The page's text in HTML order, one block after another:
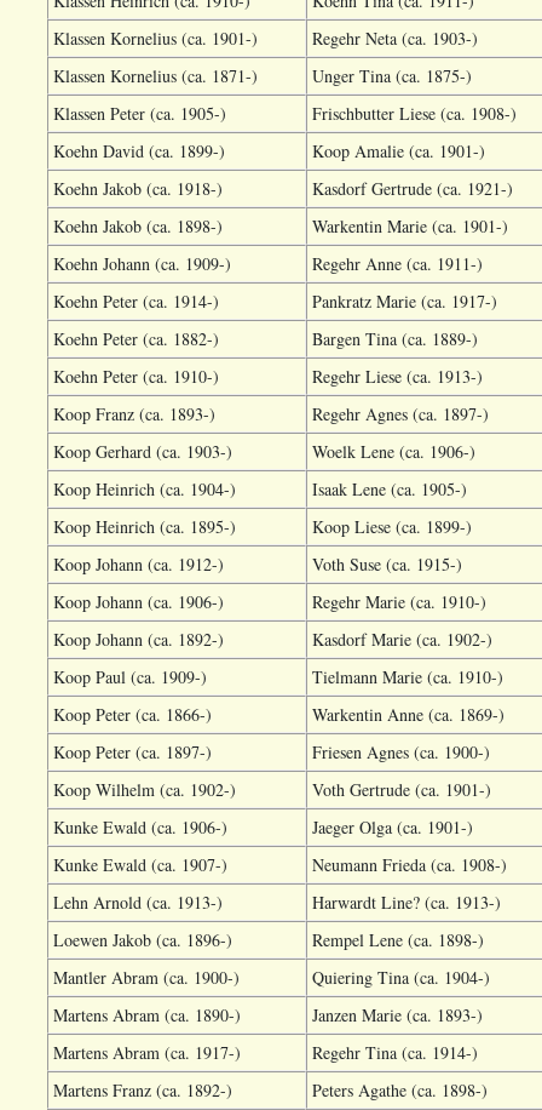
Klassen Kornelius (ca. 1901-)
Regehr Neta (ca. 1903-)
Klassen Kornelius (ca. 1871-)
Unger Tina (ca. 1875-)
Klassen Peter (ca. 1905-)
Frischbutter Liese (ca. 1908-)
Koehn David (ca. 1899-)
Koop Amalie (ca. 1901-)
Koehn Jakob (ca. 1918-)
Kasdorf Gertrude (ca. 1921-)
Koehn Jakob (ca. 1898-)
Warkentin Marie (ca. 1901-)
Koehn Johann (ca. 1909-)
Regehr Anne (ca. 1911-)
Koehn Peter (ca. 1914-)
Pankratz Marie (ca. 1917-)
Koehn Peter (ca. 1882-)
Bargen Tina (ca. 1889-)
Koehn Peter (ca. 1910-)
Regehr Liese (ca. 1913-)
Koop Franz (ca. 1893-)
Regehr Agnes (ca. 1897-)
Koop Gerhard (ca. 1903-)
Woelk Lene (ca. 1906-)
Koop Heinrich (ca. 1904-)
Isaak Lene (ca. 1905-)
Koop Heinrich (ca. 1895-)
Koop Liese (ca. 1899-)
Koop Johann (ca. 1912-)
Voth Suse (ca. 1915-)
Koop Johann (ca. 1906-)
Regehr Marie (ca. 1910-)
Koop Johann (ca. 1892-)
Kasdorf Marie (ca. 1902-)
Koop Paul (ca. 1909-)
Tielmann Marie (ca. 1910-)
Koop Peter (ca. 1866-)
Warkentin Anne (ca. 1869-)
Koop Peter (ca. 1897-)
Friesen Agnes (ca. 1900-)
Koop Wilhelm (ca. 1902-)
Voth Gertrude (ca. 1901-)
Kunke Ewald (ca. 1906-)
Jaeger Olga (ca. 1901-)
Kunke Ewald (ca. 1907-)
Neumann Frieda (ca. 1908-)
Lehn Arnold (ca. 1913-)
Harwardt Line? (ca. 1913-)
Loewen Jakob (ca. 1896-)
Rempel Lene (ca. 1898-)
Mantler Abram (ca. 1900-)
Quiering Tina (ca. 1904-)
Martens Abram (ca. 1890-)
Janzen Marie (ca. 1893-)
Martens Abram (ca. 1917-)
Regehr Tina (ca. 1914-)
Martens Franz (ca. 1892-)
Peters Agathe (ca. 1898-)